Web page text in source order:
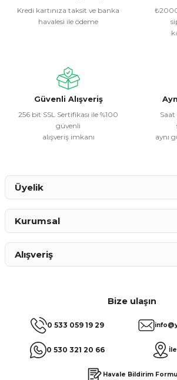
Kredi kartınıza taksit ve banka
havalesi ile ödeme
Güvenli Alışveriş
256 bit SSL Sertifikası ile %100
güvenli
alışveriş imkanı
Saat
aynı
Bize ulaşın
0 533 059 19 29
0 530 321 20 66
Havale Bildirim Formu
Üyelik
Kurumsal
Alışveriş